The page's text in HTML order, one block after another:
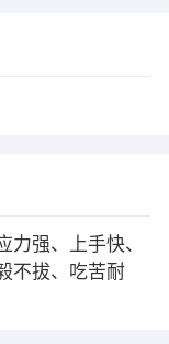
强、上手快、
不拔、吃苦耐